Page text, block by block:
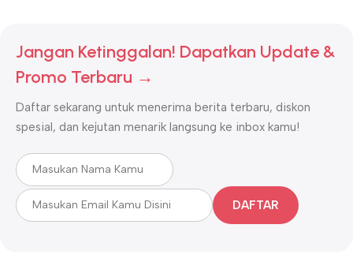
Jangan Ketinggalan! Dapatkan Update &
Promo Terbaru →
Daftar sekarang untuk menerima berita terbaru, diskon
spesial, dan kejutan menarik langsung ke inbox kamu!
DAFTAR